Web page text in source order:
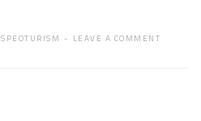
SPEOTURISM LEAVE A COMMENT